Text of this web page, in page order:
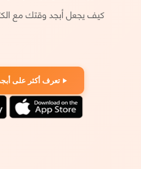
تعرف أكثر على